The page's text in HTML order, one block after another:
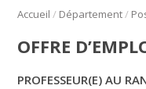
Accueil / Département/
OFFRE
PROFESSEUR(E) AU